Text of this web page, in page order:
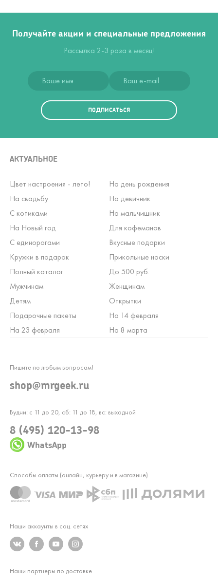
Получайте акции и специальные предложения
Рассылка 2-3 раза в месяц!
ПОДПИСАТЬСЯ
АКТУАЛЬНОЕ
Цвет настроения - лето!
На день рождения
На свадьбу
На девичник
С котиками
На мальчишник
На Новый год
Для кофеманов
С единорогами
Вкусные подарки
Кружки в подарок
Прикольные носки
Полный каталог
До 500 руб.
Мужчинам
Женщинам
Детям
Открытки
Подарочные пакеты
На 14 февраля
На 23 февраля
На 8 марта
Будни: с 11 до 20, сб: 11 до 18, вс: выходной
8 (495) 120-13-98
WhatsApp
Пишите по любым вопросам!
shop@mrgeek.ru
Наши аккаунты в соц. сетях
Способы оплаты (онлайн, курьеру и в магазине)
Наши партнеры по доставке